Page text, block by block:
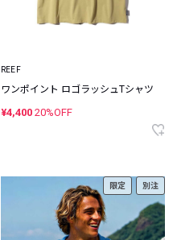
REEF
ワンポイント ロゴラッシュTシャツ
¥4,400 20%OFF
限定 別注